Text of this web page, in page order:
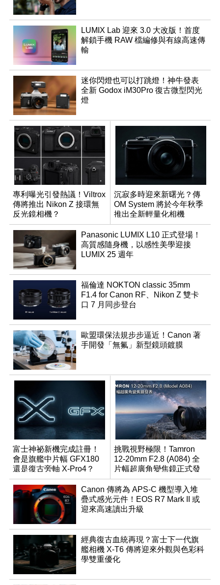
LUMIX Lab 迎來 3.0 大改版！首度
解鎖手機 RAW 檔編修與有線高速傳
輸
迷你閃燈也可以打跳燈！神牛發表
全新 Godox iM30Pro 復古微型閃光
燈
專利曝光引發熱議！Viltrox
傳將推出 Nikon Z 接環無
反光鏡相機？
沉寂多時迎來新曙光？傳
OM System 將於今年秋季
推出全新輕量化相機
Panasonic LUMIX L10 正式登場！
高質感隨身機，以感性美學迎接
LUMIX 25 週年
福倫達 NOKTON classic 35mm
F1.4 for Canon RF、Nikon Z 雙卡
口 7 月同步登台
歐盟環保法規步步逼近！Canon 著
手開發「無氟」新型鏡頭鍍膜
富士神祕新機完成註冊！
會是旗艦中片幅 GFX180
還是復古旁軸 X-Pro4？
挑戰視野極限！Tamron
12-20mm F2.8 (A084) 全
片幅超廣角變焦鏡正式發
表
Canon 傳將為 APS-C 機型導入堆
疊式感光元件！EOS R7 Mark II 或
迎來高速讀出升級
經典復古血統再現？富士下一代旗
艦相機 X-T6 傳將迎來外觀與色彩科
學雙重優化